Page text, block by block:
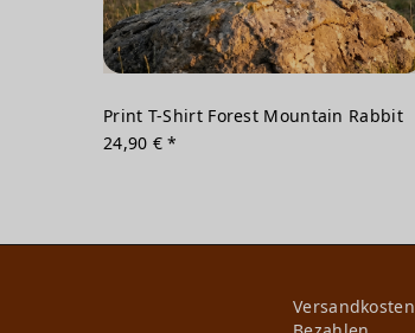
Print T-Shirt Forest Mountain Rabbit
24,90 € *
Versandkosten